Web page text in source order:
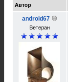
Автор
android67
Ветеран